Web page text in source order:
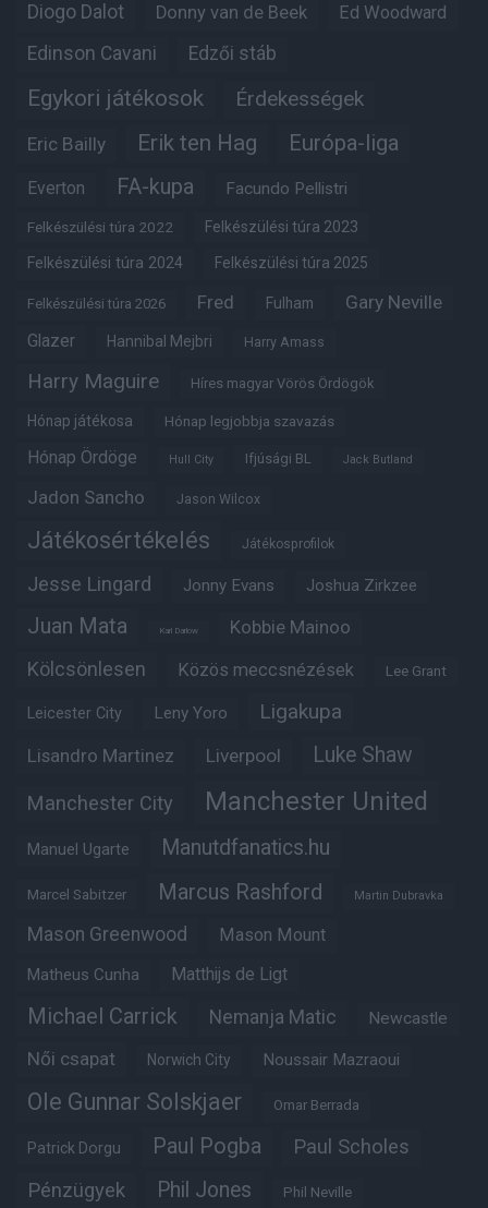
Diogo Dalot Donny van de Beek Ed Woodward
Edinson Cavani Edzői stáb
Egykori játékosok Érdekességek
Eric Bailly Erik ten Hag Európa-liga
Everton FA-kupa Facundo Pellistri
Felkészülési túra 2022 Felkészülési túra 2023
Felkészülési túra 2024 Felkészülési túra 2025
Felkészülési túra 2026 Fred Fulham Gary Neville
Glazer Hannibal Mejbri Harry Amass
Harry Maguire Híres magyar Vörös Ördögök
Hónap játékosa Hónap legjobbja szavazás
Hónap Ördöge Hull City Ifjúsági BL Jack Butland
Jadon Sancho Jason Wilcox
Játékosértékelés Játékosprofilok
Jesse Lingard Jonny Evans Joshua Zirkzee
Juan Mata Karl Darlow Kobbie Mainoo
Kölcsönlesen Közös meccsnézések Lee Grant
Leicester City Leny Yoro Ligakupa
Lisandro Martinez Liverpool Luke Shaw
Manchester City Manchester United
Manuel Ugarte Manutdfanatics.hu
Marcel Sabitzer Marcus Rashford Martin Dubravka
Mason Greenwood Mason Mount
Matheus Cunha Matthijs de Ligt
Michael Carrick Nemanja Matic Newcastle
Női csapat Norwich City Noussair Mazraoui
Ole Gunnar Solskjaer Omar Berrada
Patrick Dorgu Paul Pogba Paul Scholes
Pénzügyek Phil Jones Phil Neville